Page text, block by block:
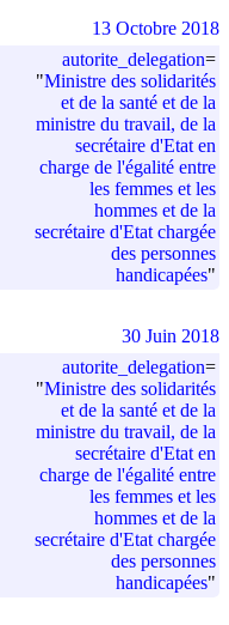
autorite_delegation=
"Ministre des solidarités
et de la santé et de la
ministre du travail, de la
secrétaire d'Etat en
charge de l'égalité entre
les femmes et les
hommes et de la
secrétaire d'Etat chargée
des personnes
handicapées"
13 Octobre 2018
autorite_delegation=
"Ministre des solidarités
et de la santé et de la
ministre du travail, de la
secrétaire d'Etat en
charge de l'égalité entre
les femmes et les
hommes et de la
secrétaire d'Etat chargée
des personnes
handicapées"
30 Juin 2018